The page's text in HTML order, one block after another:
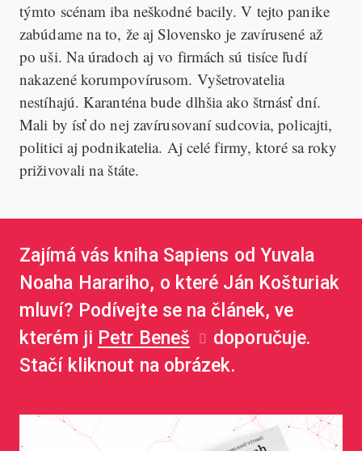
týmto scénam iba neškodné bacily. V tejto panike
zabúdame na to, že aj Slovensko je zavírusené až
po uši. Na úradoch aj vo firmách sú tisíce ľudí
nakazené korumpovírusom. Vyšetrovatelia
nestíhajú. Karanténa bude dlhšia ako štrnásť dní.
Mali by ísť do nej zavírusovaní sudcovia, policajti,
politici aj podnikatelia. Aj celé firmy, ktoré sa roky
priživovali na štáte.
Zajímá vás kniha Sapiens od Yuvala
Noaha Harariho, o které Ján Košturiak
mluví? Podívejte se na článek, ve
kterém ji Petr Beneš
doporučuje.
Stačí kliknout na obrázek.